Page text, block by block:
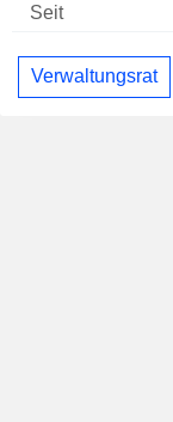
Verwaltungsrat